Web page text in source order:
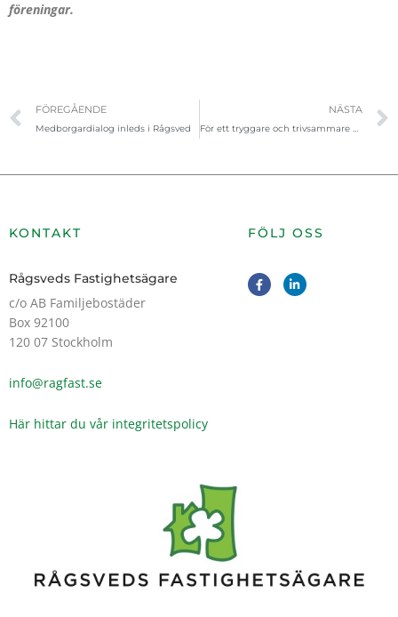
föreningar.
Föregående
FÖREGÅENDE
Medborgardialog inleds i Rågsved
NÄSTA
KONTAKT
Rågsveds Fastighetsägare
c/o AB Familjebostäder
Box 92100
120 07 Stockholm
info@ragfast.se
Här hittar du vår integritetspolicy
FÖLJ OSS
F
a
c
L
i
n